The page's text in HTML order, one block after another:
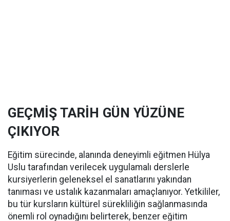
GEÇMİŞ TARİH GÜN YÜZÜNE
ÇIKIYOR
Eğitim sürecinde, alanında deneyimli eğitmen Hülya
Uslu tarafından verilecek uygulamalı derslerle
kursiyerlerin geleneksel el sanatlarını yakından
tanıması ve ustalık kazanmaları amaçlanıyor. Yetkililer,
bu tür kursların kültürel sürekliliğin sağlanmasında
önemli rol oynadığını belirterek, benzer eğitim